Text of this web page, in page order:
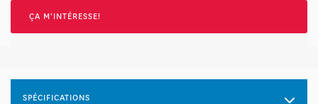
SPÉCIFICATIONS
ÇA M'INTÉRESSE!